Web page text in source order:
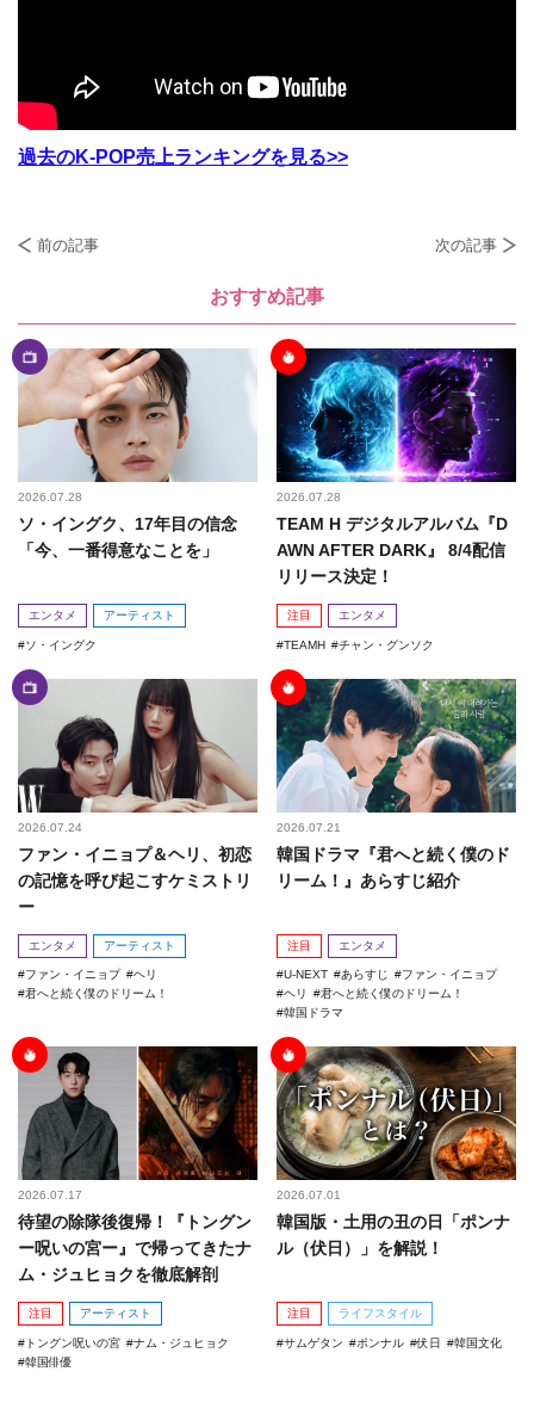
過去のK-POP売上ランキングを見る>>
前の記事 次の記事
おすすめ記事
2026.07.28
ソ・イングク、17年目の信念
「今、一番得意なことを」
エンタメ アーティスト
ソ・イングク
2026.07.28
TEAM H デジタルアルバム『D
AWN AFTER DARK』 8/4配信
リリース決定！
注目 エンタメ
TEAMH チャン・グンソク
2026.07.24
ファン・イニョプ＆ヘリ、初恋
の記憶を呼び起こすケミストリ
ー
エンタメ アーティスト
ファン・イニョプ
ヘリ
君へと続く僕のドリーム！
2026.07.21
韓国ドラマ『君へと続く僕のド
リーム！』あらすじ紹介
注目 エンタメ
U-NEXT あらすじ
ファン・イニョプ
ヘリ
君へと続く僕のドリーム！
韓国ドラマ
2026.07.17
待望の除隊後復帰！『トングン
ー呪いの宮ー』で帰ってきたナ
ム・ジュヒョクを徹底解剖
注目 アーティスト
トングン呪いの宮
ナム・ジュヒョク
韓国俳優
2026.07.01
韓国版・土用の丑の日「ポンナ
ル（伏日）」を解説！
注目 ライフスタイル
サムゲタン ポンナル 伏日 韓国文化